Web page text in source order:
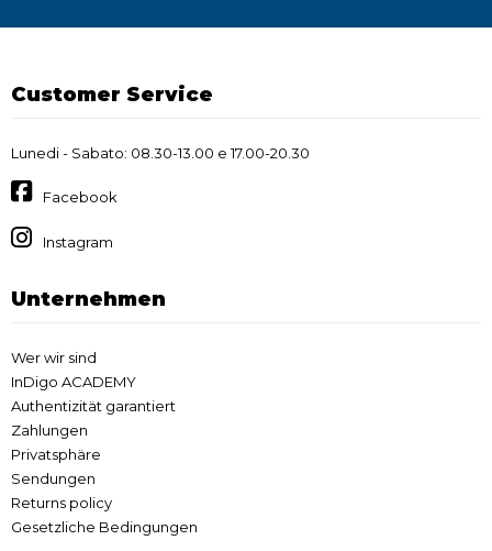
Customer Service
Lunedi - Sabato: 08.30-13.00 e 17.00-20.30
Facebook
Instagram
Unternehmen
Wer wir sind
InDigo ACADEMY
Authentizität garantiert
Zahlungen
Privatsphäre
Sendungen
Returns policy
Gesetzliche Bedingungen